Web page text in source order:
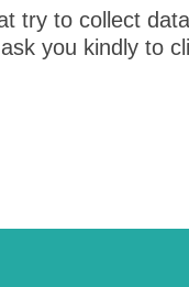
try to collect
you kindly to